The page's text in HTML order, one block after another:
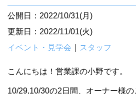
公開日：2022/10/31(月)
更新日：2022/11/01(火)
イベント・見学会
スタッフ
こんにちは！営業課の小野です。
10/29,10/30の2日間、オーナー様